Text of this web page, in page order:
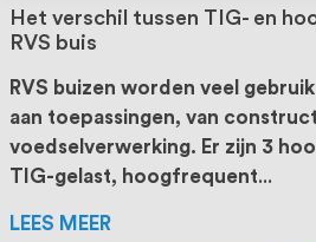
Het verschil tussen TIG- en
RVS buis
RVS buizen worden veel
aan toepassingen, van
voedselverwerking. Er zijn 3
TIG-gelast, hoogfrequent...
LEES MEER